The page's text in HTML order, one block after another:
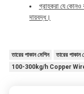
গ্রাহকরা যে কোনও
দায়বদ্ধ।
তারের পাকান মেশিন
তারের পাকান
100-300kg/h Copper